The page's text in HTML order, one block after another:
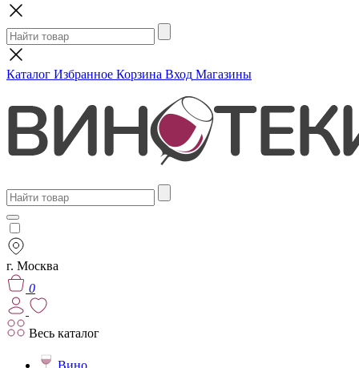
Каталог Избранное Корзина Вход Магазины
г. Москва
0
Весь каталог
Вино